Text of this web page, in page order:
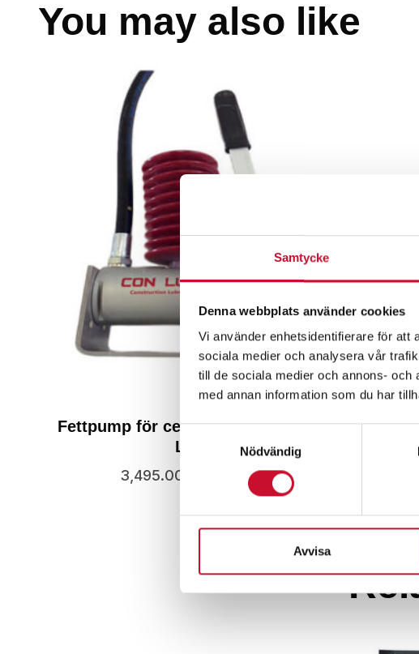
Samtycke
Denna webbplats använder cookies
Vi använder enhetsidentifierare för att
sociala medier och analysera vår
till de sociala medier och annons-
med annan information som du har
Samtyckesval
Nödvändig
Avvisa
You may also like
Fettpump för centralsmörjning Con
Lube
3,495.00 Exkl. moms